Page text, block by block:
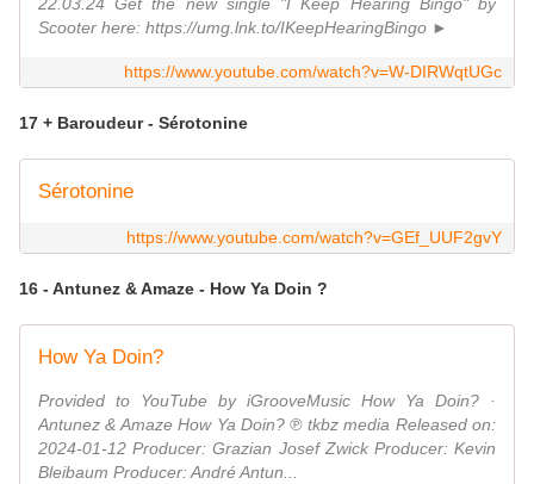
Scooter here: https://umg.lnk.to/IKeepHearingBingo ►
https://www.youtube.com/watch?v=W-DIRWqtUGc
17 + Baroudeur - Sérotonine
Sérotonine
https://www.youtube.com/watch?v=GEf_UUF2gvY
16 - Antunez & Amaze - How Ya Doin ?
How Ya Doin?
Provided to YouTube by iGrooveMusic How Ya Doin? ·
Antunez & Amaze How Ya Doin? ℗ tkbz media Released on:
2024-01-12 Producer: Grazian Josef Zwick Producer: Kevin
Bleibaum Producer: André Antun...